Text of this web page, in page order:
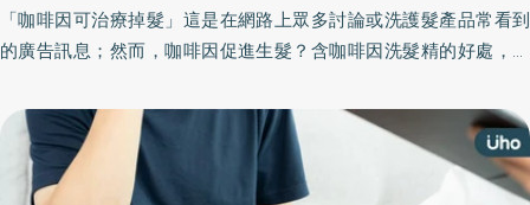
「咖啡因可治療掉髮」這是在網路上眾多討論或洗護髮產品常看到
的廣告訊息；然而，咖啡因促進生髮？含咖啡因洗髮精的好處，有
Jörn Michael Völker為生物化學博士，註一)發現，咖啡中富含的
「咖啡因」在緩解落髮症狀方面，確實是相當具有發展潛能的一種
天然成分。然而咖啡因對頭髮有什麼影響？ 國外比較研究發現 近期